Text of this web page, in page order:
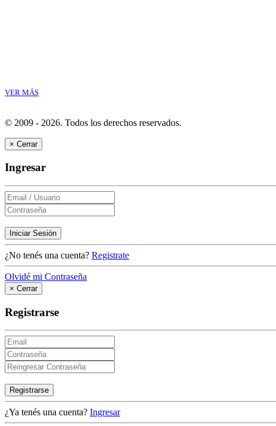
VER MÁS
© 2009 - 2026. Todos los derechos reservados.
× Cerrar
Ingresar
Iniciar Sesión
¿No tenés una cuenta? Registrate
Olvidé mi Contraseña
× Cerrar
Registrarse
Registrarse
¿Ya tenés una cuenta? Ingresar